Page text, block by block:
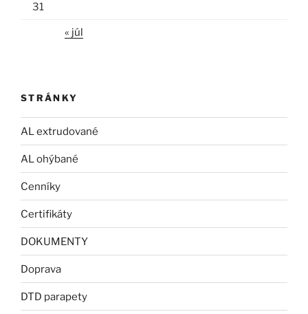
31
« júl
STRÁNKY
AL extrudované
AL ohýbané
Cenníky
Certifikáty
DOKUMENTY
Doprava
DTD parapety